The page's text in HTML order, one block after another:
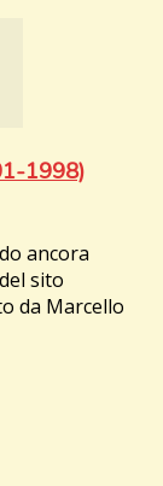
1998)
ancora
sito
da Marcello